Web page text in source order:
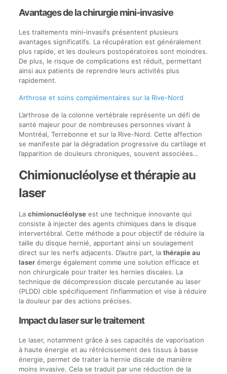
Avantages de la chirurgie mini-invasive
Les traitements mini-invasifs présentent plusieurs
avantages significatifs. La récupération est généralement
plus rapide, et les douleurs postopératoires sont moindres.
De plus, le risque de complications est réduit, permettant
ainsi aux patients de reprendre leurs activités plus
rapidement.
Arthrose et soins complémentaires sur la Rive-Nord
L’arthrose de la colonne vertébrale représente un défi de
santé majeur pour de nombreuses personnes vivant à
Montréal, Terrebonne et sur la Rive-Nord. Cette affection
se manifeste par la dégradation progressive du cartilage et
l’apparition de douleurs chroniques, souvent associées…
Chimionucléolyse et thérapie au
laser
La chimionucléolyseest une technique innovante qui
consiste à injecter des agents chimiques dans le disque
intervertébral. Cette méthode a pour objectif de réduire la
taille du disque hernié, apportant ainsi un soulagement
direct sur les nerfs adjacents. D’autre part, la thérapie au
laserémerge également comme une solution efficace et
non chirurgicale pour traiter les hernies discales. La
technique de décompression discale percutanée au laser
(PLDD) cible spécifiquement l’inflammation et vise à réduire
la douleur par des actions précises.
Impact du laser sur le traitement
Le laser, notamment grâce à ses capacités de vaporisation
à haute énergie et au rétrécissement des tissus à basse
énergie, permet de traiter la hernie discale de manière
moins invasive. Cela se traduit par une réduction de la